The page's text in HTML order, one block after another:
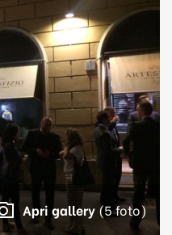
Apri gallery (5 foto)